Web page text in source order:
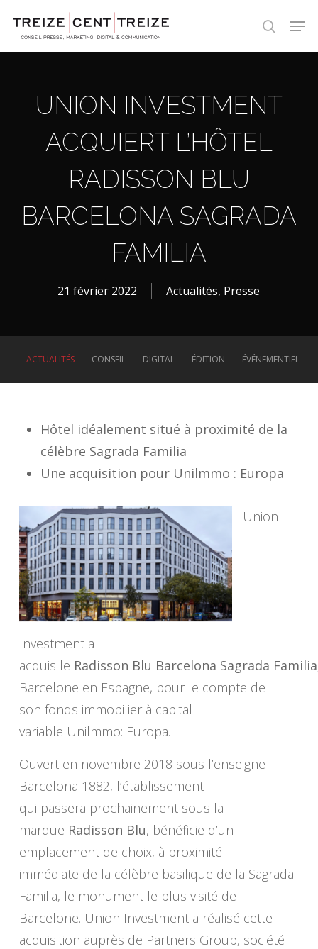
search
UNION INVESTMENT
ACQUIERT L’HÔTEL
RADISSON BLU
BARCELONA SAGRADA
FAMILIA
21 février 2022 Actualités, Presse
ACTUALITÉS CONSEIL DIGITAL ÉDITION ÉVÉNEMENTIEL
Hôtel idéalement situé à proximité de la
célèbre Sagrada Familia
Une acquisition pour Unilmmo : Europa
Union
Investment a
acquis le Radisson Blu Barcelona Sagrada Familia
Barcelone en Espagne, pour le compte de
son fonds immobilier à capital
variable Unilmmo: Europa.
Ouvert en novembre 2018 sous l’enseigne
Barcelona 1882, l’établissement
qui passera prochainement sous la
marque Radisson Blu, bénéficie d’un
emplacement de choix, à proximité
immédiate de la célèbre basilique de la Sagrada
Familia, le monument le plus visité de
Barcelone. Union Investment a réalisé cette
acquisition auprès de Partners Group, société